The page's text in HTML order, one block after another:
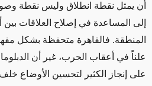
أن يمثل نقطة انطلاق وليس نقطة وصول
إلى المساعدة في إصلاح العلاقات
المنطقة. فالقاهرة متحفظة بشكل
علناً في أعقاب الحرب، غير أن
على إنجاز الكثير لتحسين الأوضاع